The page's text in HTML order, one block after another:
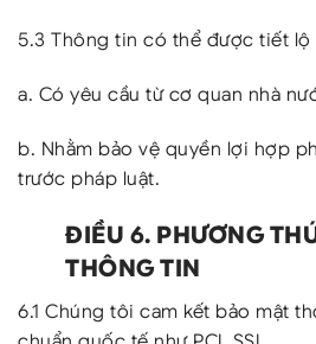
5.3 Thông tin có thể được tiết lộ
a. Có yêu cầu từ cơ quan nhà
b. Nhằm bảo vệ quyền lợi hợp
trước pháp luật.
ĐIỀU 6. PHƯƠNG
THÔNG TIN
6.1 Chúng tôi cam kết bảo mật